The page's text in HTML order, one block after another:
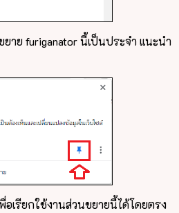
าย furiganator นี้เป็นประจำ แนะนำ
อเรียกใช้งานส่วนขยายนี้ได้โดยตรง